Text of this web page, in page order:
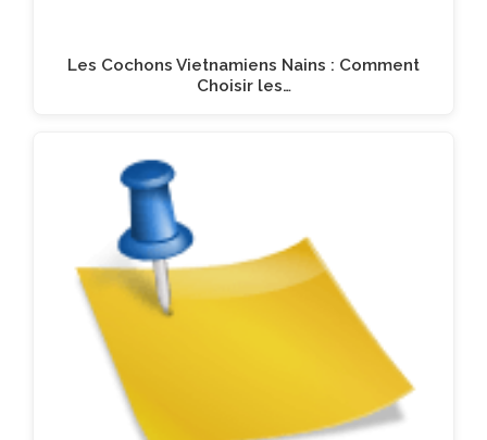
Les Cochons Vietnamiens Nains : Comment
Choisir les…